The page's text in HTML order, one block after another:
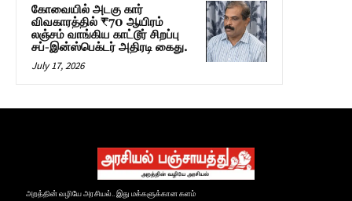
கோவையில் அடகு கார்
விவகாரத்தில் ₹70 ஆயிரம்
லஞ்சம் வாங்கிய காட்டூர் சிறப்பு
சப்-இன்ஸ்பெக்டர் அதிரடி கைது.
July 17, 2026
அறத்தின் வழியே அரசியல்.. இது மக்களுக்கான களம்